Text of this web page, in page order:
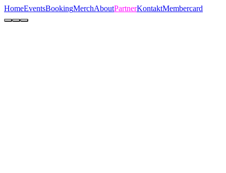
HomeEventsBookingMerchAboutPartnerKontaktMembercard